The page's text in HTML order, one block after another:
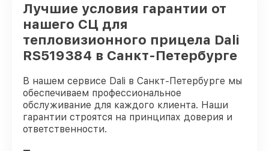
Лучшие условия гарантии от
нашего СЦ для
тепловизионного прицела Dali
RS519384 в Санкт-Петербурге
В нашем сервисе Dali в Санкт-Петербурге мы
обеспечиваем профессиональное
обслуживание для каждого клиента. Наши
гарантии строятся на принципах доверия и
ответственности.